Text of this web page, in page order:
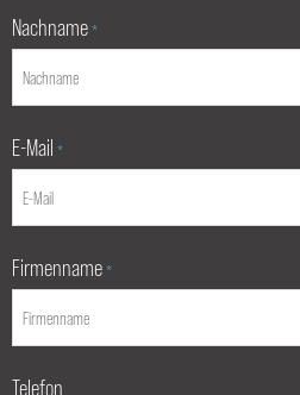
Nachname *
E-Mail *
Firmenname *
Telefon